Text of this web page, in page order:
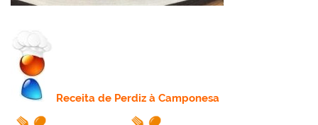
Receitade Perdiz à Camponesa